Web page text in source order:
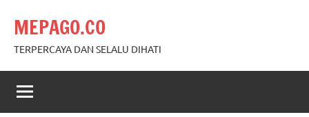
content
MEPAGO.CO
TERPERCAYA DAN SELALU DIHATI